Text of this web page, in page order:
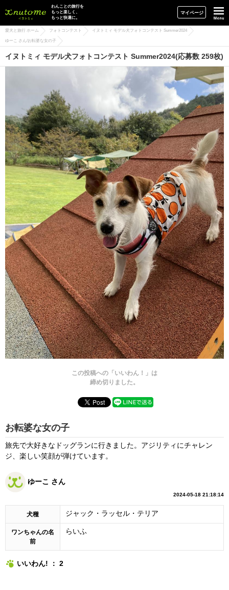
イヌトミィ
わんことの旅行を
もっと楽しく、
もっと快適に。
マイページ
愛犬と旅行 ホーム フォトコンテスト イヌトミィ モデル犬フォトコンテスト Summer2024
ゆーこ さん/お転婆な女の子
イヌトミィ モデル犬フォトコンテスト Summer2024(応募数 259枚)
この投稿への「いいわん！」は
締め切りました。
お転婆な女の子
旅先で大好きなドッグランに行きました。アジリティにチャレン
ジ、楽しい笑顔が弾けています。
ゆーこ さん
2024-05-18 21:18:14
犬種 ジャック・ラッセル・テリア
ワンちゃんの名
前
らいふ
いいわん! ： 2